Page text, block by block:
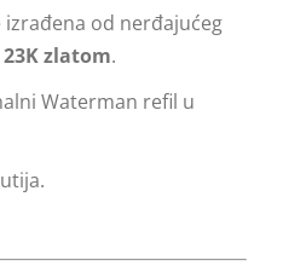
od nerđajućeg
23K zlatom.
Waterman refil u